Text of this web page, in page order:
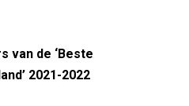
van de ‘Beste
2021-2022